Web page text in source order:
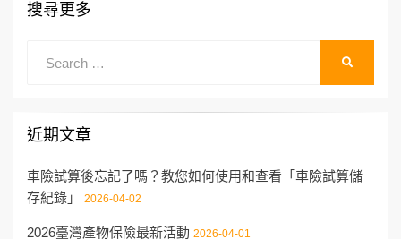
頁
搜尋更多
近期文章
車險試算後忘記了嗎？教您如何使用和查看「車險試算儲
存紀錄」
2026-04-02
2026臺灣產物保險最新活動 2026-04-01